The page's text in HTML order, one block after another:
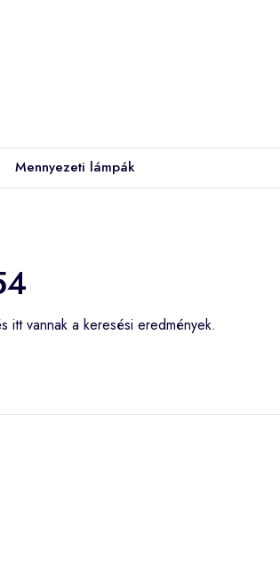
Mennyezeti lámpák
itt vannak a keresési eredmények.